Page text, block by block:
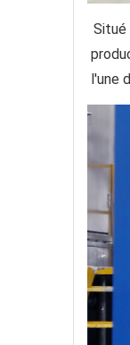
Situé
l'une